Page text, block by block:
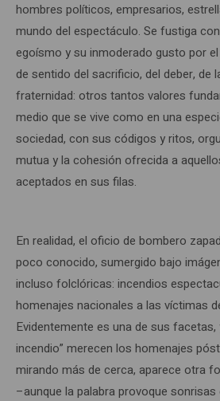
hombres políticos, empresarios,
mundo del espectáculo. Se fustiga
egoísmo y su inmoderado gusto por
de sentido del sacrificio, del deber, de
fraternidad: otros tantos valores
medio que se vive como en una
sociedad, con sus códigos y ritos,
mutua y la cohesión ofrecida a
aceptados en sus filas.
En realidad, el oficio de bombero
poco conocido, sumergido bajo
incluso folclóricas: incendios
homenajes nacionales a las víctimas
Evidentemente es una de sus
incendio” merecen los homenajes
mirando más de cerca, aparece otra
–aunque la palabra provoque sonrisas